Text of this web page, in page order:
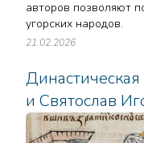
авторов позволяют
угорских народов.
21.02.2026
и Святослав